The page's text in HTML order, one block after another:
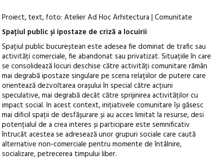
Proiect, text, foto: Atelier Ad Hoc Arhitectura | Comunitate
Spațiul public și ipostaze de criză a locuirii
Spațiul public bucureștean este adesea fie dominat de trafic sau
activități comerciale, fie abandonat sau privatizat. Situațiile în care
se consolidează locuri deschise către activități comunitare rămân
mai degrabă ipostaze singulare pe scena relațiilor de putere care
orientează dezvoltarea orașului în special către acțiuni
speculative, mai degrabă decât către sprijinirea activităților cu
impact social. In acest context, inițiativele comunitare își găsesc
mai dificil spații de desfășurare și au acces limitat la resurse, desi
potențialul de a crea interes și participare este semnificativ
întrucât acestea se adresează unor grupuri sociale care caută
alternative non-comerciale pentru momente de întâlnire,
socializare, petrecerea timpului liber.